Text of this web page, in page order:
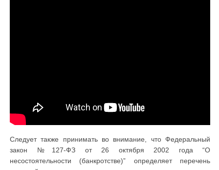
Следует также принимать во внимание, что Федеральный
закон №127-ФЗ от 26 октября 2002 года “О
несостоятельности (банкротстве)” определяет перечень